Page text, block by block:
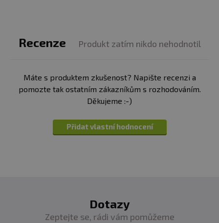
Recenze Produkt zatím nikdo nehodnotil
Máte s produktem zkušenost? Napište recenzi a
pomozte tak ostatním zákazníkům s rozhodováním.
Děkujeme :-)
Přidat vlastní hodnocení
Dotazy
Zeptejte se, rádi vám pomůžeme